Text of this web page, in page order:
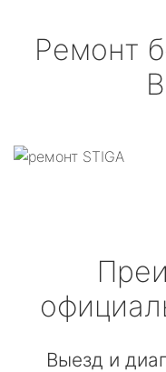
Ремонт
Выезд и